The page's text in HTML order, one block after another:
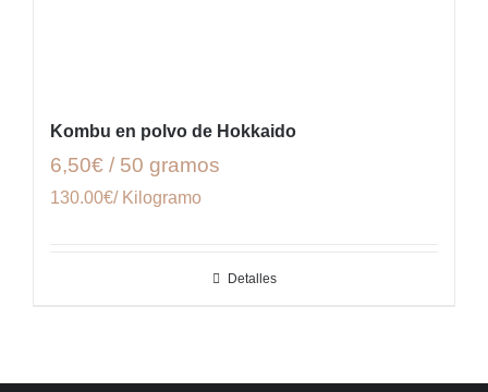
Kombu en polvo de Hokkaido
6,50€ / 50 gramos
130.00€/ Kilogramo
Detalles